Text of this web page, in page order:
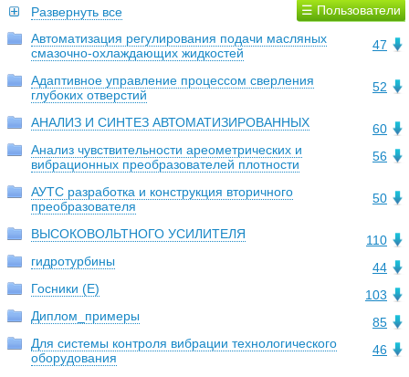
☰ Пользователи
Развернуть все
47
Автоматизация регулирования подачи масляных
смазочно-охлаждающих жидкостей
52
Адаптивное управление процессом сверления
глубоких отверстий
60
АНАЛИЗ И СИНТЕЗ АВТОМАТИЗИРОВАННЫХ
56
Анализ чувствительности ареометрических и
вибрационных преобразователей плотности
50
АУТС разработка и конструкция вторичного
преобразователя
110
ВЫСОКОВОЛЬТНОГО УСИЛИТЕЛЯ
44
гидротурбины
103
Госники (E)
85
Диплом_примеры
46
Для системы контроля вибрации технологического
оборудования